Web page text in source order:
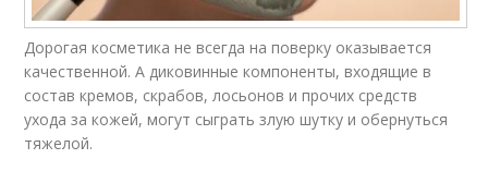
Дорогая косметика не всегда на поверку оказывается
качественной. А диковинные компоненты, входящие в
состав кремов, скрабов, лосьонов и прочих средств
ухода за кожей, могут сыграть злую шутку и обернуться
тяжелой.